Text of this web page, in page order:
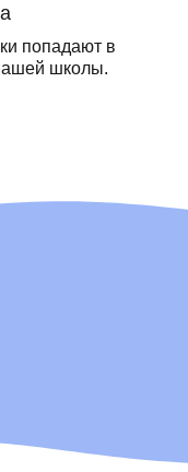
попадают в
школы.